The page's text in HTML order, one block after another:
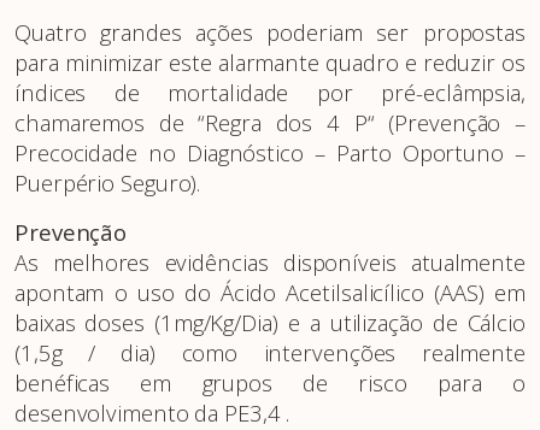
Quatro grandes ações poderiam ser propostas
para minimizar este alarmante quadro e reduzir os
índices de mortalidade por pré-eclâmpsia,
chamaremos de “Regra dos 4 P“ (Prevenção –
Precocidade no Diagnóstico – Parto Oportuno –
Puerpério Seguro).
Prevenção
As melhores evidências disponíveis atualmente
apontam o uso do Ácido Acetilsalicílico (AAS) em
baixas doses (1mg/Kg/Dia) e a utilização de Cálcio
(1,5g / dia) como intervenções realmente
benéficas em grupos de risco para o
desenvolvimento da PE3,4 .